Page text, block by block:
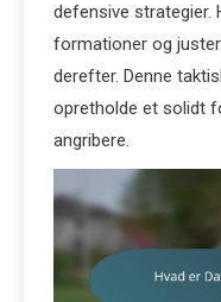
defensive strategier.
formationer og
derefter. Denne
opretholde et solidt
angribere.